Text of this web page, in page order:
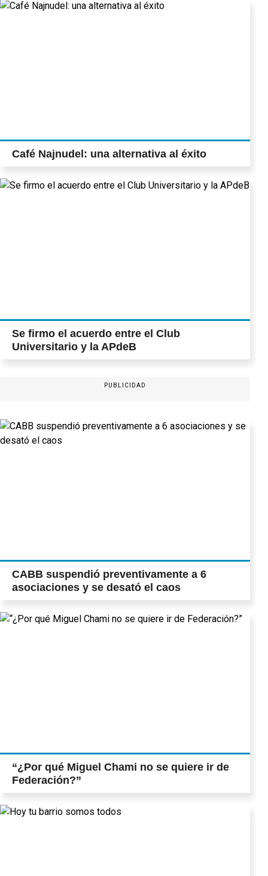
Café Najnudel: una alternativa al éxito
Se firmo el acuerdo entre el Club
Universitario y la APdeB
PUBLICIDAD
CABB suspendió preventivamente a 6
asociaciones y se desató el caos
“¿Por qué Miguel Chami no se quiere ir de
Federación?”